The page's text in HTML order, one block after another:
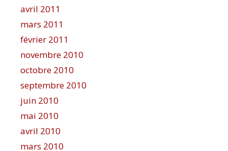
avril 2011
mars 2011
février 2011
novembre 2010
octobre 2010
septembre 2010
juin 2010
mai 2010
avril 2010
mars 2010